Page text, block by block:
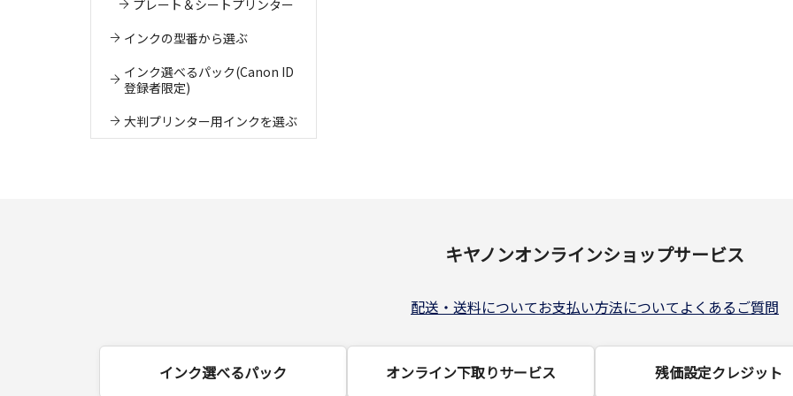
プレート＆シートプリンター
インクの型番から選ぶ
インク選べるパック(Canon ID
登録者限定)
大判プリンター用インクを選ぶ
キヤノンオンラインショップサービス
配送・送料についてお支払い方法についてよくあるご質問
インク選べるパック オンライン下取りサービス 残価設定クレジット